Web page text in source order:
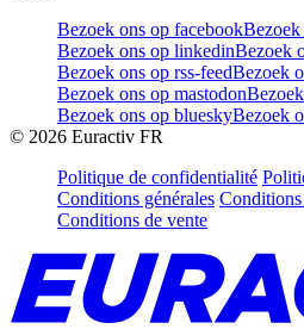
Bezoek ons op facebook
Bezoek ons op linkedinBezoek
Bezoek ons op rss-feedBezoek
Bezoek ons op mastodon
Bezoek ons op blueskyBezoek
© 2026 Euractiv FR
Politique de confidentialité
Conditions générales Conditions
Conditions de vente